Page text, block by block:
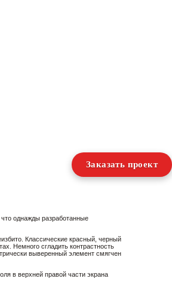
Заказать проект
однажды разработанные
Классические красный, черный
Немного сгладить контрастность
выверенный элемент смягчен
в верхней правой части экрана